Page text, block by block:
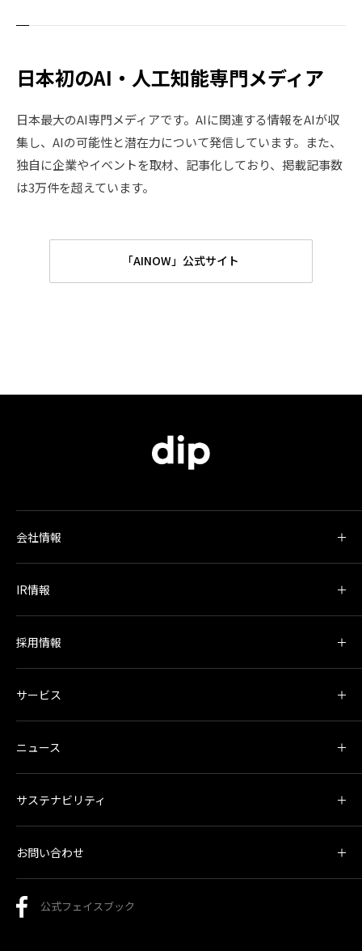
日本初のAI・人工知能専門メディア
日本最大のAI専門メディアです。AIに関連する情報をAIが収
集し、AIの可能性と潜在力について発信しています。また、
独自に企業やイベントを取材、記事化しており、掲載記事数
は3万件を超えています。
「AINOW」公式サイト
会社情報
IR情報
採用情報
サービス
ニュース
サステナビリティ
お問い合わせ
公式フェイスブック